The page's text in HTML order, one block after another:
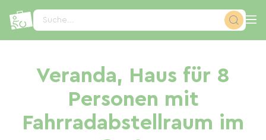
Suche...
Veranda, Haus für 8
Personen mit
Fahrradabstellraum im
Cookie-Einstellungen